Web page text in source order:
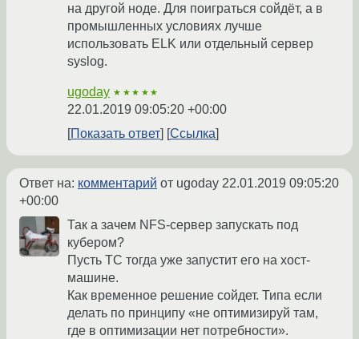
на другой ноде. Для поиграться сойдёт, а в
промышленных условиях лучше
использовать ELK или отдельный сервер
syslog.
ugoday ★★★★★
22.01.2019 09:05:20 +00:00
Показать ответ
Ссылка
Ответ на: комментарий от ugoday 22.01.2019 09:05:20
+00:00
Так а зачем NFS-сервер запускать под
кубером?
Пусть ТС тогда уже запустит его на хост-
машине.
Как временное решение сойдет. Типа если
делать по принципу «не оптимизируй там,
где в оптимизации нет потребности».